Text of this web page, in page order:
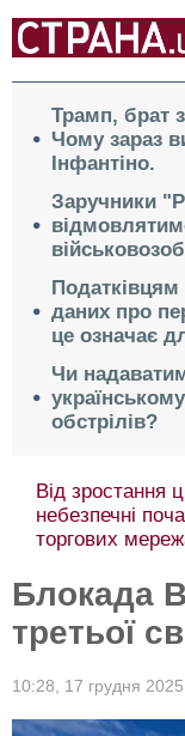
Трамп, брат
Чому зараз
Інфантіно.
Заручники
даних про
це означає
Чи
обстрілів?
Від зростання
небезпечні
торгових
Блокада
третьої
10:28, 17 грудня 2025